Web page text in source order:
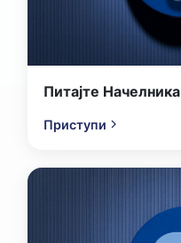
Питајте Начелника
Приступи